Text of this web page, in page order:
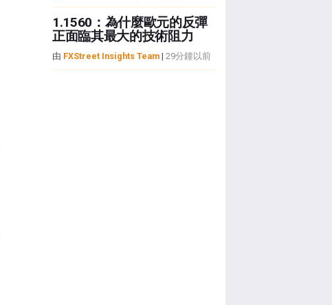
1.1560：為什麼歐元的反彈
正面臨其最大的技術阻力
由 FXStreet Insights Team| 29分鐘以前